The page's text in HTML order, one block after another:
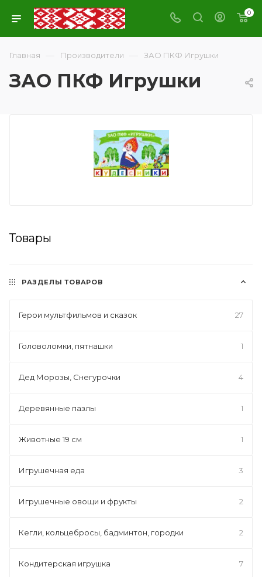
0
Главная — Производители — ЗАО ПКФ Игрушки
ЗАО ПКФ Игрушки
Товары
РАЗДЕЛЫ ТОВАРОВ
Герои мультфильмов и сказок 27
Головоломки, пятнашки 1
Дед Морозы, Снегурочки 4
Деревянные пазлы 1
Животные 19 см 1
Игрушечная еда 3
Игрушечные овощи и фрукты 2
Кегли, кольцебросы, бадминтон, городки 2
Кондитерская игрушка 7